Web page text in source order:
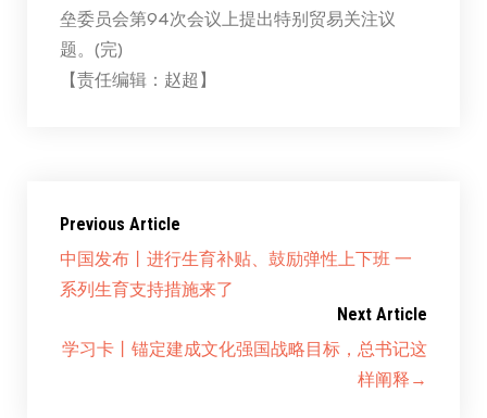
垒委员会第94次会议上提出特别贸易关注议
题。(完)
【责任编辑：赵超】
Previous Article
中国发布丨进行生育补贴、鼓励弹性上下班 一
系列生育支持措施来了
Next Article
学习卡丨锚定建成文化强国战略目标，总书记这
样阐释→